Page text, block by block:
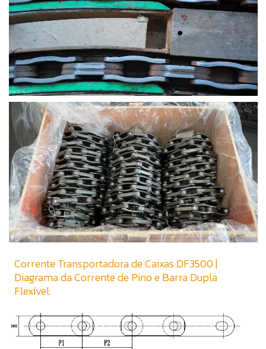
Corrente Transportadora de Caixas DF3500 |
Diagrama da Corrente de Pino e Barra Dupla
Flexível: